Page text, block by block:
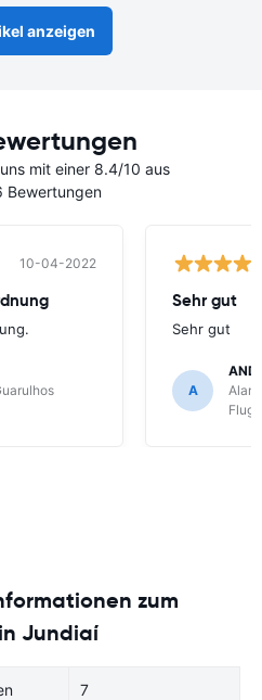
anzeigen
mit einer 8.4/10 aus
Bewertungen
10-04-2022
Sehr gut
Sehr gut
A
zum
Jundiaí
7